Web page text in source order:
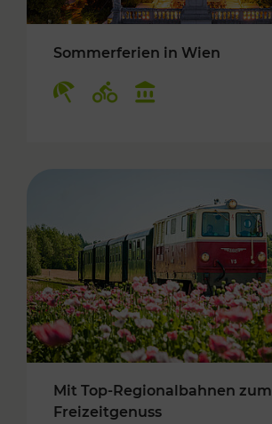
Sommerferien in Wien
Mit Top-Regionalbahnen zum
Freizeitgenuss